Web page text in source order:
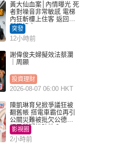
黃大仙血案│內情曝光 死
者對噪音非常敏感 電梯
內狂斬樓上住客 返回住
所墮樓亡
突發
12小時前
謝偉俊夫婦擬效法蔡瀾
｜周顯
投資理財
2026-08-07 06:00 HKT
陳凱琳育兒掀爭議狂被
翻舊帳 搭電車霸位再引
公關災難被批欠公德心
網民質疑扮貼地？
影視圈
2小時前